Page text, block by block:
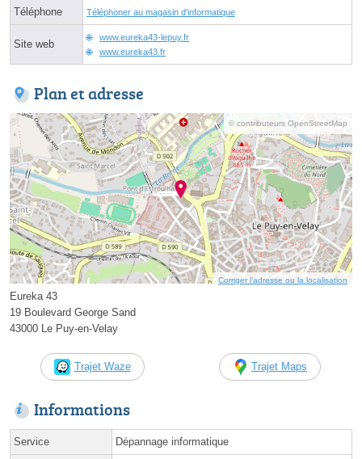
Téléphone Téléphoner au magasin d'informatique
Site web
www.eureka43-lepuy.fr
www.eureka43.fr
Plan et adresse
© contributeurs OpenStreetMap
Corriger l’adresse ou la localisation
Eureka 43
19 Boulevard George Sand
43000 Le Puy-en-Velay
Trajet Waze Trajet Maps
Informations
Service Dépannage informatique